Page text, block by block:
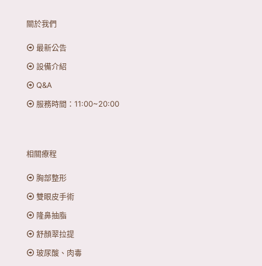
關於我們
最新公告
設備介紹
Q&A
服務時間：11:00~20:00
相關療程
胸部整形
雙眼皮手術
隆鼻抽脂
舒顏翠拉提
玻尿酸、肉毒